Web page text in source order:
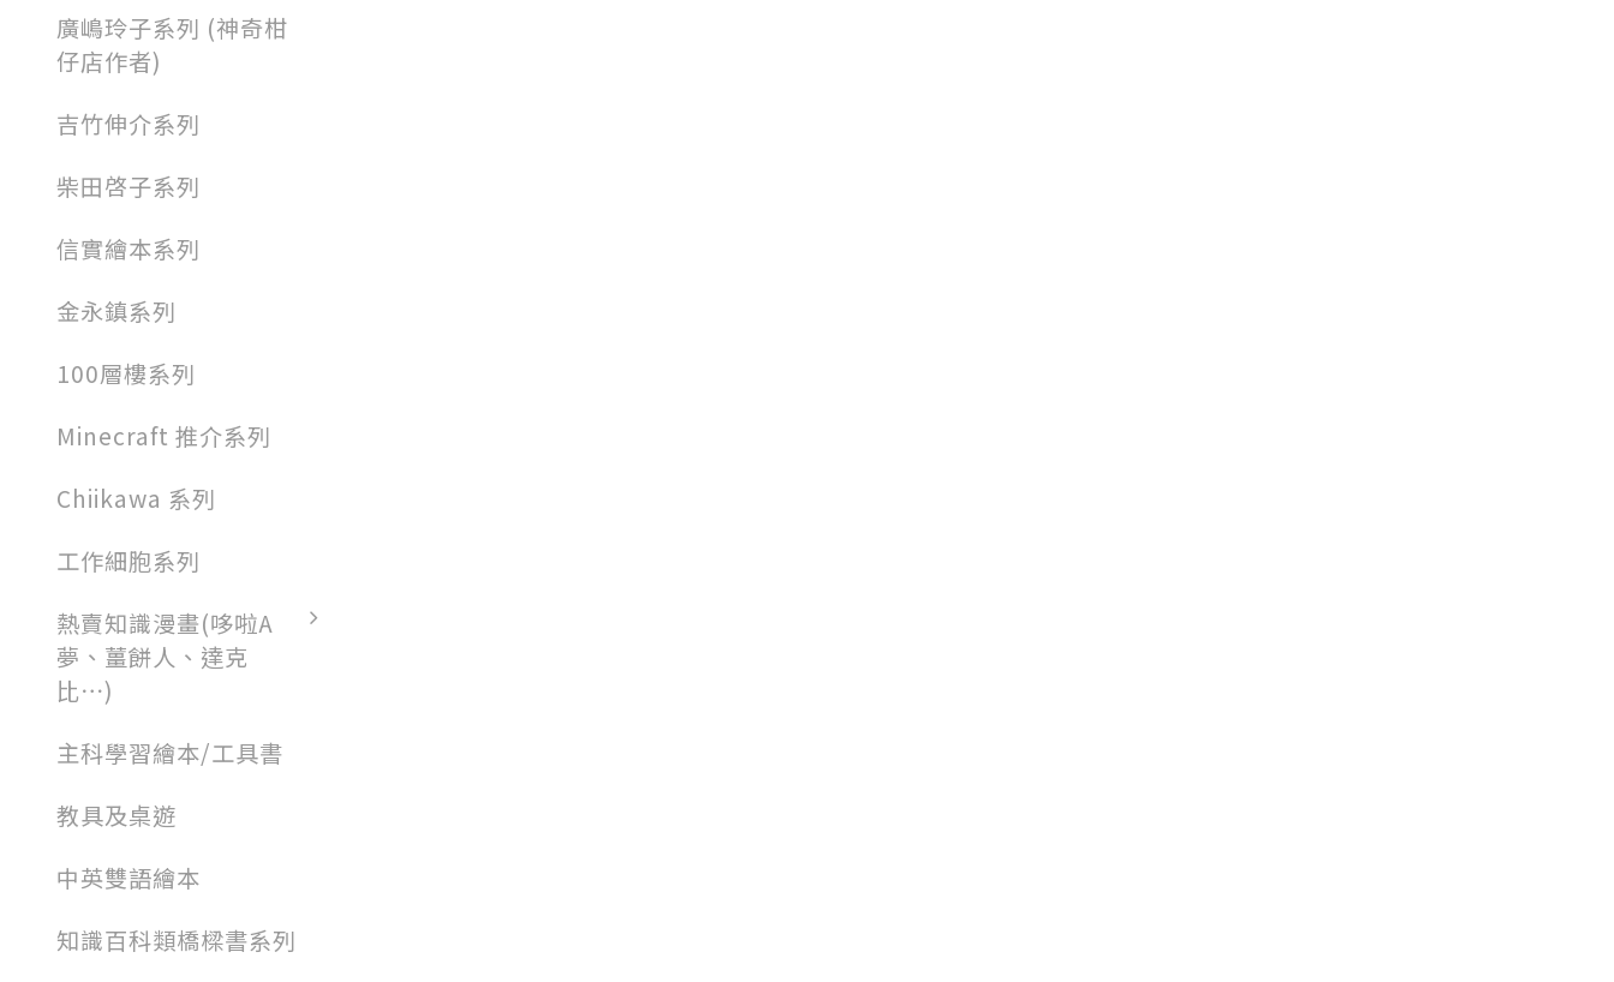
廣嶋玲子系列 (神奇柑
仔店作者)
吉竹伸介系列
柴田啓子系列
信實繪本系列
金永鎮系列
100層樓系列
Minecraft 推介系列
Chiikawa 系列
工作細胞系列
熱賣知識漫畫(哆啦A
夢、薑餅人、達克
比⋯)
主科學習繪本/工具書
教具及桌遊
中英雙語繪本
知識百科類橋樑書系列